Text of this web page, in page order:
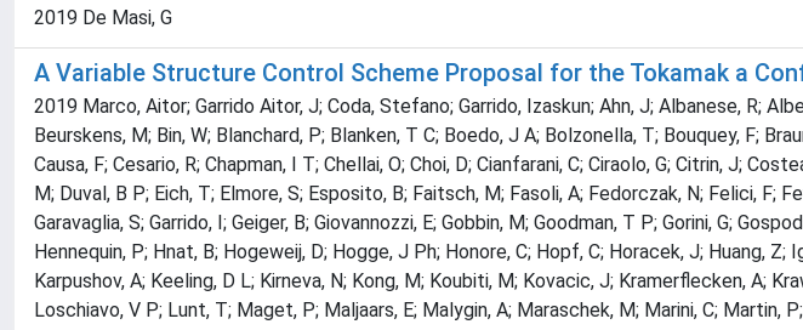
2019 De Masi, G
A Variable Structure Control Scheme Proposal for the Tokamak a
2019 Marco, Aitor; Garrido Aitor, J; Coda, Stefano; Garrido, Izaskun; Ahn, J; Albanese, R;
Beurskens, M; Bin, W; Blanchard, P; Blanken, T C; Boedo, J A; Bolzonella, T; Bouquey, F;
Causa, F; Cesario, R; Chapman, I T; Chellai, O; Choi, D; Cianfarani, C; Ciraolo, G; Citrin, J;
M; Duval, B P; Eich, T; Elmore, S; Esposito, B; Faitsch, M; Fasoli, A; Fedorczak, N; Felici, F;
Garavaglia, S; Garrido, I; Geiger, B; Giovannozzi, E; Gobbin, M; Goodman, T P; Gorini, G;
Hennequin, P; Hnat, B; Hogeweij, D; Hogge, J Ph; Honore, C; Hopf, C; Horacek, J; Huang,
Karpushov, A; Keeling, D L; Kirneva, N; Kong, M; Koubiti, M; Kovacic, J; Kramerflecken, A;
Loschiavo, V P; Lunt, T; Maget, P; Maljaars, E; Malygin, A; Maraschek, M; Marini, C;